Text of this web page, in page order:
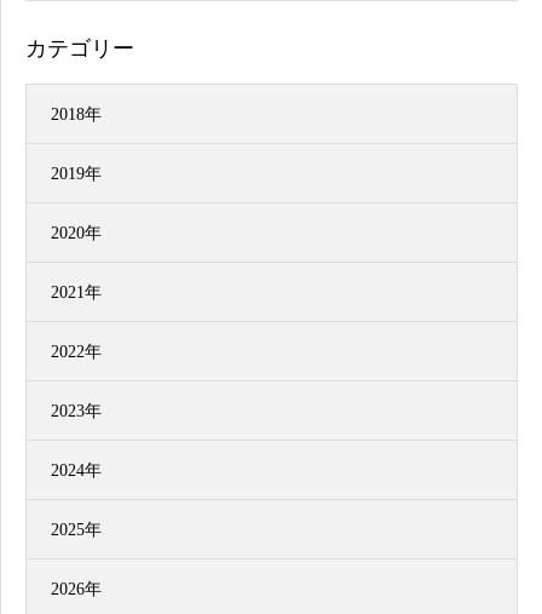
カテゴリー
2018年
2019年
2020年
2021年
2022年
2023年
2024年
2025年
2026年